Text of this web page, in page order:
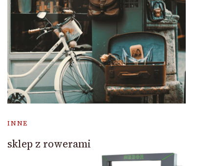
INNE
sklep z rowerami